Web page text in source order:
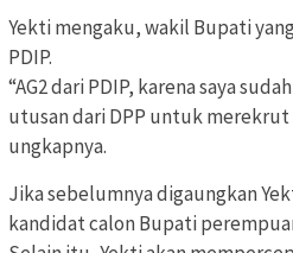
Yekti mengaku, wakil Bupati
PDIP.
“AG2 dari PDIP, karena saya
utusan dari DPP untuk merekrut
ungkapnya.
Jika sebelumnya digaungkan
kandidat calon Bupati